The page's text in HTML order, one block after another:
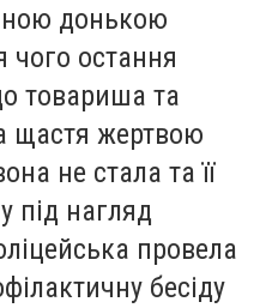
донькою
чого остання
товариша та
щастя жертвою
не стала та її
під нагляд
провела
бесіду